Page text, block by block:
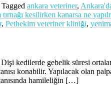
Tagged ankara veteriner,
kesilirken kanarsa ne
, Pethekim veteriner kliniği,
kedilerde gebelik süresi
konabilir. Yapılacak olan
hamileliğin […]